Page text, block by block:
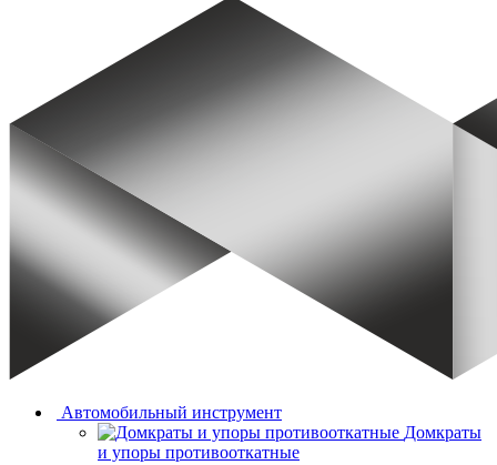
Автомобильный инструмент
Домкраты
и упоры противооткатные